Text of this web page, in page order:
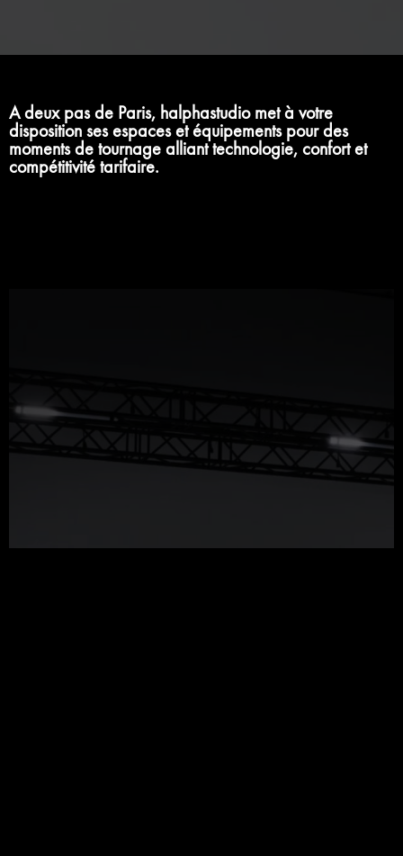
A deux pas de Paris, halphastudio met à votre
disposition ses espaces et équipements pour des
moments de tournage alliant technologie, confort et
compétitivité tarifaire.